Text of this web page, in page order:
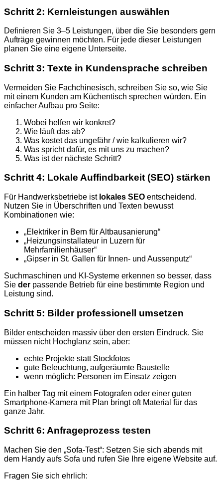
Schritt 2: Kernleistungen auswählen
Definieren Sie 3–5 Leistungen, über die Sie besonders gern
Aufträge gewinnen möchten. Für jede dieser Leistungen
planen Sie eine eigene Unterseite.
Schritt 3: Texte in Kundensprache schreiben
Vermeiden Sie Fachchinesisch, schreiben Sie so, wie Sie
mit einem Kunden am Küchentisch sprechen würden. Ein
einfacher Aufbau pro Seite:
Wobei helfen wir konkret?
Wie läuft das ab?
Was kostet das ungefähr / wie kalkulieren wir?
Was spricht dafür, es mit uns zu machen?
Was ist der nächste Schritt?
Schritt 4: Lokale Auffindbarkeit (SEO) stärken
Für Handwerksbetriebe ist lokales SEO entscheidend.
Nutzen Sie in Überschriften und Texten bewusst
Kombinationen wie:
„Elektriker in Bern für Altbausanierung“
„Heizungsinstallateur in Luzern für
Mehrfamilienhäuser“
„Gipser in St. Gallen für Innen- und Aussenputz“
Suchmaschinen und KI-Systeme erkennen so besser, dass
Sie der passende Betrieb für eine bestimmte Region und
Leistung sind.
Schritt 5: Bilder professionell umsetzen
Bilder entscheiden massiv über den ersten Eindruck. Sie
müssen nicht Hochglanz sein, aber:
echte Projekte statt Stockfotos
gute Beleuchtung, aufgeräumte Baustelle
wenn möglich: Personen im Einsatz zeigen
Ein halber Tag mit einem Fotografen oder einer guten
Smartphone-Kamera mit Plan bringt oft Material für das
ganze Jahr.
Schritt 6: Anfrageprozess testen
Machen Sie den „Sofa-Test“: Setzen Sie sich abends mit
dem Handy aufs Sofa und rufen Sie Ihre eigene Website auf.
Fragen Sie sich ehrlich: